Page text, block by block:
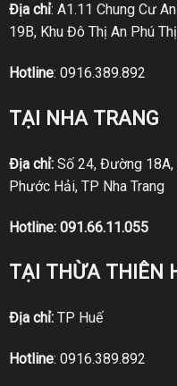
Địa chỉ: A1.11 Chung Cư
19B, Khu Đô Thị An Phú
Hotline: 0916.389.892
TẠI NHA TRANG
Địa chỉ:Số 24, Đường 18A,
Phước Hải, TP Nha Trang
Hotline: 091.66.11.055
TẠI THỪA THIÊN
Địa chỉ:TP Huế
Hotline: 0916.389.892